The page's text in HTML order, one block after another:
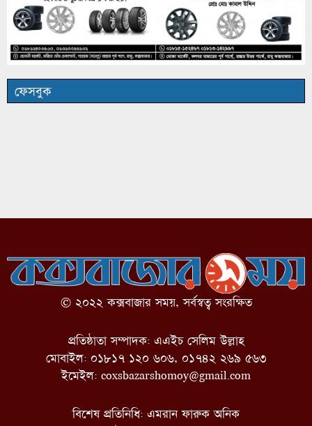
ফেসবুক
© ২০২২ কক্সবাজার সময়, সর্বস্বত্ব সংরক্ষিত
প্রতিষ্ঠাতা সম্পাদক: এএইচ সেলিম উল্লাহ
মোবাইল: ০১৮১৭ ১২০ ৬০৬, ০১৭৪২ ২৬৯ ৫৬৩
ইমেইল: coxsbazarshomoy@gmail.com
বিশেষ প্রতিনিধি: এমরান ফারুক অনিক